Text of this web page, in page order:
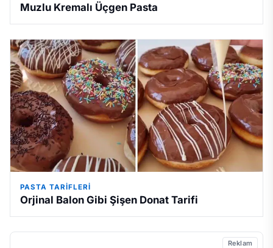
Muzlu Kremalı Üçgen Pasta
PASTA TARIFLERI
Orjinal Balon Gibi Şişen Donat Tarifi
Reklam